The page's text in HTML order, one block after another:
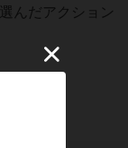
んだアクション